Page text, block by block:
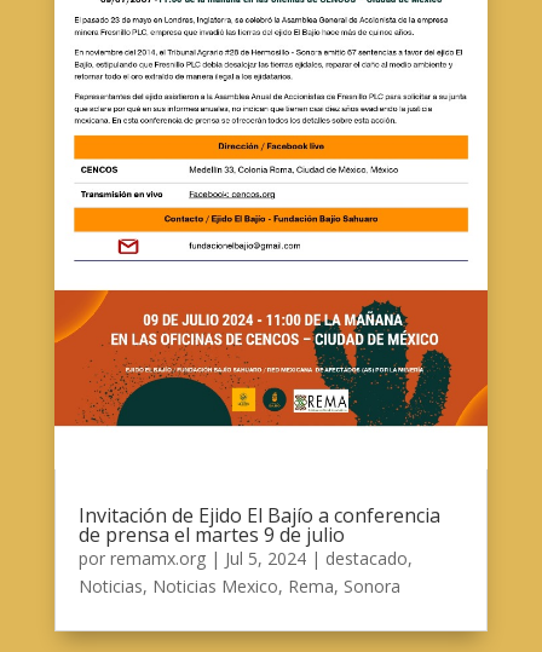
Invitación de Ejido El Bajío a conferencia
de prensa el martes 9 de julio
por remamx.org| Jul 5, 2024| destacado,
Noticias, Noticias Mexico, Rema, Sonora